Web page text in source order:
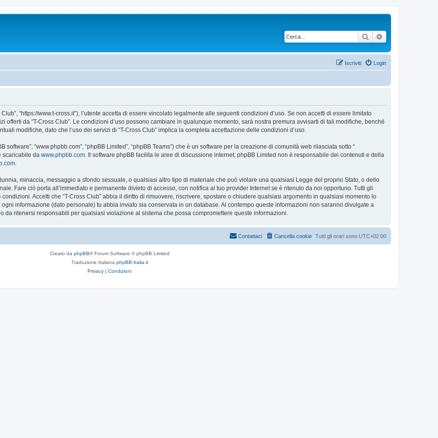
Cerca
Login
Iscriviti
Club”, “https://www.t-cross.it”), l’utente accetta di essere vincolato legalmente alle seguenti condizioni d’uso. Se non accetti di essere limitato
offerti da “T-Cross Club”. Le condizioni d’uso possono cambiare in qualunque momento, sarà nostra premura avvisarti di tali modifiche, benché
modifiche, dato che l’uso dei servizi di “T-Cross Club” implica la completa accettazione delle condizioni d’uso.
software”, “www.phpbb.com”, “phpBB Limited”, “phpBB Teams”) che è un software per la creazione di comunità web rilasciata sotto “
scaricabile da www.phpbb.com . Il software phpBB facilita le aree di discussione internet; phpBB Limited non è responsabile dei contenuti e della
minaccia, messaggio a sfondo sessuale, o qualsiasi altro tipo di materiale che può violare una qualsiasi Legge del proprio Stato, o dello
Fare ciò porta all’immediato e permanente divieto di accesso, con notifica al tuo provider Internet se è ritenuto da noi opportuno. Tutti gli
Accetti che “T-Cross Club” abbia il diritto di rimuovere, riscrivere, spostare o chiudere qualsiasi argomento in qualsiasi momento lo
informazione (dato personale) tu abbia inviato sia conservata in un database. Al contempo queste informazioni non saranno divulgate a
da ritenersi responsabili per qualsiasi violazione al sistema che possa compromettere queste informazioni.
Tutti gli orari sono UTC+02:00
Cancella cookie
Contattaci
Creato da phpBB® Forum Software © phpBB Limited
Traduzione Italiana phpBB-Italia.it
Privacy | Condizioni